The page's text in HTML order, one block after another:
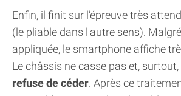
Enfin, il finit sur l’épreuve très
(le pliable dans l'autre sens).
appliquée, le smartphone affiche
Le châssis ne casse pas et, surtout,
refuse de céder. Après ce